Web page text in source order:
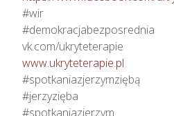
#wir
#demokracjabezposrednia
www.ukryteterapie.pl
#spotkaniazjerzymziębą
#jerzyzięba
#spotkaniazjerzym